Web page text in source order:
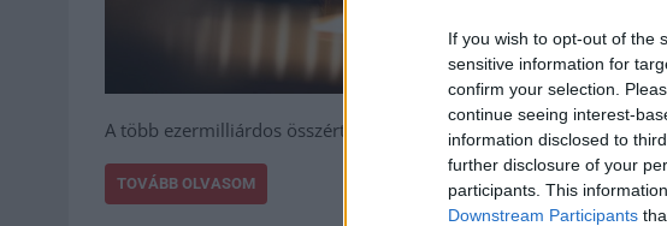
If you wish to opt-out of the
sensitive information for
confirm your selection.
continue seeing interest-
information disclosed to
further disclosure of your
participants. This
Downstream Participants
A több ezermilliárdos összértékűre becsülhető vagyontárgyakat
TOVÁBB OLVASOM